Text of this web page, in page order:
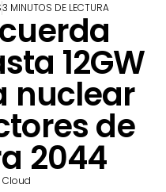
3 MINUTOS DE LECTURA
12GW
nuclear
de
2044
Cloud